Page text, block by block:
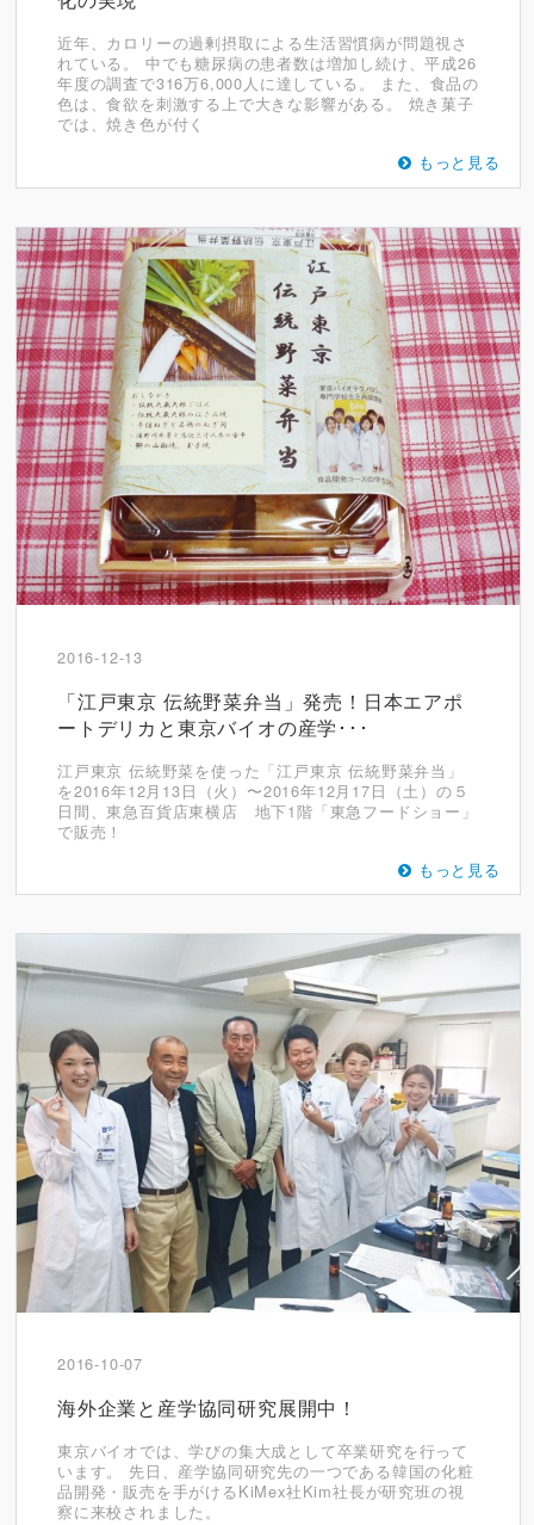
近年、カロリーの過剰摂取による生活習慣病が問題視さ
れている。 中でも糖尿病の患者数は増加し続け、平成26
年度の調査で316万6,000人に達している。 また、食品の
色は、食欲を刺激する上で大きな影響がある。 焼き菓子
では、焼き色が付く
もっと見る
2016-12-13
「江戸東京 伝統野菜弁当」発売！日本エアポ
ートデリカと東京バイオの産学･･･
江戸東京 伝統野菜を使った「江戸東京 伝統野菜弁当」
を2016年12月13日（火）〜2016年12月17日（土）の５
日間、東急百貨店東横店 地下1階「東急フードショー」
で販売！
もっと見る
2016-10-07
海外企業と産学協同研究展開中！
東京バイオでは、学びの集大成として卒業研究を行って
います。 先日、産学協同研究先の一つである韓国の化粧
品開発・販売を手がけるKiMex社Kim社長が研究班の視
察に来校されました。